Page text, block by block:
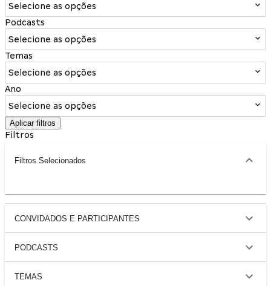
Selecione as opções
Podcasts
Selecione as opções
Temas
Selecione as opções
Ano
Selecione as opções
Aplicar filtros
Filtros
Filtros Selecionados
CONVIDADOS E PARTICIPANTES
PODCASTS
TEMAS